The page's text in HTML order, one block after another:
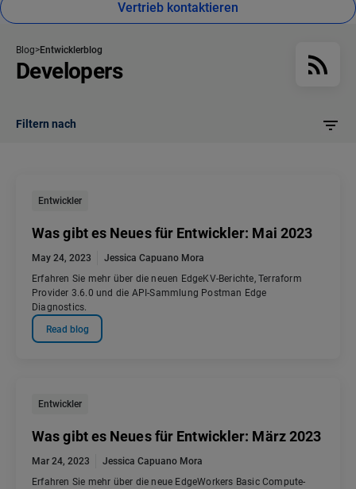
Vertrieb kontaktieren
Blog Entwicklerblog
Developers
Filtern nach
Entwickler
Was gibt es Neues für Entwickler: Mai 2023
May 24, 2023
Jessica Capuano Mora
Erfahren Sie mehr über die neuen EdgeKV-Berichte, Terraform
Provider 3.6.0 und die API-Sammlung Postman Edge
Diagnostics.
Read blog
Entwickler
Was gibt es Neues für Entwickler: März 2023
Mar 24, 2023
Jessica Capuano Mora
Erfahren Sie mehr über die neue EdgeWorkers Basic Compute-